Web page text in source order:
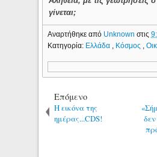
γίνεται;
Αναρτήθηκε από Unknownστις
Κατηγορία: Ελλάδα Κόσμος ,
Επόμενο
Η εικόνα της
ημέρας...CDS!